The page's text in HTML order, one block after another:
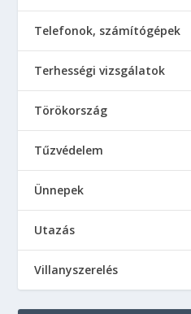
Telefonok, számítógépek
Terhességi vizsgálatok
Törökország
Tűzvédelem
Ünnepek
Utazás
Villanyszerelés